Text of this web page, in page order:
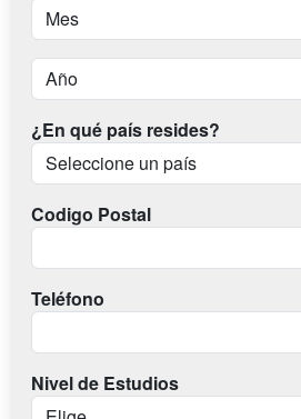
¿En qué país resides?
Codigo Postal
Teléfono
Nivel de Estudios